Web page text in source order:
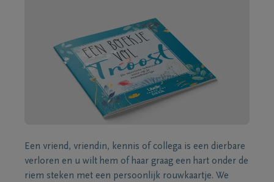
Een vriend, vriendin, kennis of collega is een dierbare
verloren en u wilt hem of haar graag een hart onder de
riem steken met een persoonlijk rouwkaartje. We